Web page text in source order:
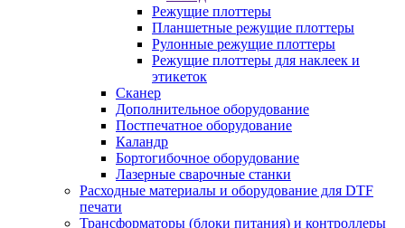
Режущие плоттеры
Планшетные режущие плоттеры
Рулонные режущие плоттеры
Режущие плоттеры для наклеек и
этикеток
Сканер
Дополнительное оборудование
Постпечатное оборудование
Каландр
Бортогибочное оборудование
Лазерные сварочные станки
Расходные материалы и оборудование для DTF
печати
Трансформаторы (блоки питания) и контроллеры